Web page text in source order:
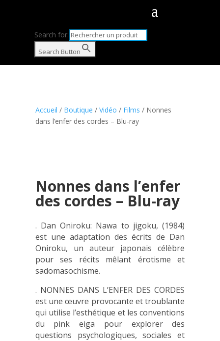
Search for:
Search Button
Accueil / Boutique / Vidéo / Films / Nonnes
dans l’enfer des cordes – Blu-ray
Nonnes dans l’enfer
des cordes – Blu-ray
. Dan Oniroku: Nawa to jigoku, (1984)
est une adaptation des écrits de Dan
Oniroku, un auteur japonais célèbre
pour ses récits mêlant érotisme et
sadomasochisme.
. NONNES DANS L’ENFER DES CORDES
est une œuvre provocante et troublante
qui utilise l’esthétique et les conventions
du pink eiga pour explorer des
questions psychologiques, sociales et